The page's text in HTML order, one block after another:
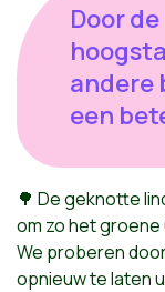
Door
andere
een
🌳 De geknotte
om zo het
We proberen
opnieuw te laten